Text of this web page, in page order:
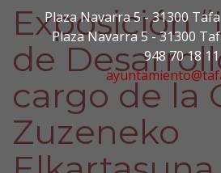
Plaza Navarra 5 - 31300
Plaza Navarra 5 - 31300
948 70 18 11
Exposición
de
cargo de la
Zuzeneko